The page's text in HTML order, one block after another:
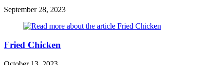
September 28, 2023
Fried Chicken